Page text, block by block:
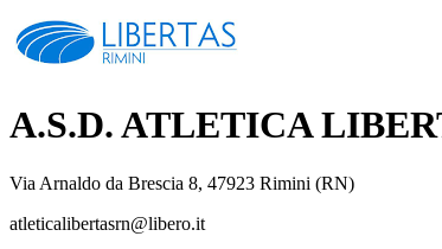
A.S.D. ATLETICA
Via Arnaldo da Brescia 8, 47923 Rimini (RN)
atleticalibertasrn@libero.it